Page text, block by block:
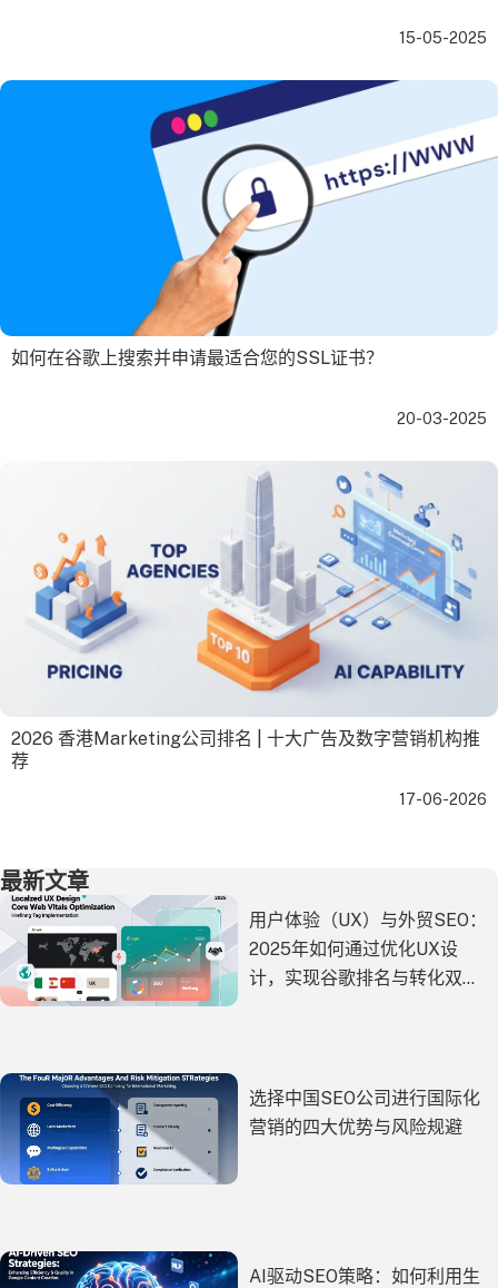
15-05-2025
如何在谷歌上搜索并申请最适合您的SSL证书？
20-03-2025
2026 香港Marketing公司排名 | 十大广告及数字营销机构推
荐
17-06-2026
最新文章
用户体验（UX）与外贸SEO：
2025年如何通过优化UX设
计，实现谷歌排名与转化双
选择中国SEO公司进行国际化
营销的四大优势与风险规避
AI驱动SEO策略：如何利用生